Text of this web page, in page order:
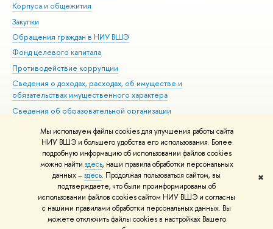
Мы используем файлы cookies для улучшения работы сайта
НИУ ВШЭ и большего удобства его использования. Более
подробную информацию об использовании файлов cookies
можно найти здесь, наши правила обработки персональных
данных –здесь. Продолжая пользоваться сайтом, вы
подтверждаете, что были проинформированы об
использовании файлов cookies сайтом НИУ ВШЭ и согласны
с нашими правилами обработки персональных данных. Вы
можете отключить файлы cookies в настройках Вашего
✖
Корпуса и общежития
Закупки
Обращения граждан в НИУ ВШЭ
Фонд целевого капитала
Противодействие коррупции
Сведения о доходах, расходах, об имуществе и
обязательствах имущественного характера
Сведения об образовательной организации
Людям с ограниченными возможностями здоровья
Единая платежная страница
Работа в Вышке
© НИУ ВШЭ 1993–2026 Адреса и контакты Условия использования
материалов Политика конфиденциальности Карта сайта
Шрифты HSE Sans и HSE Slab разработаны вШколе дизайна НИУ ВШЭ